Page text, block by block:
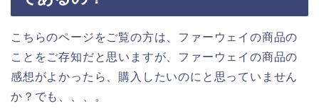
こちらのページをご覧の方は、ファーウェイの商品の
ことをご存知だと思いますが、ファーウェイの商品の
感想がよかったら、購入したいのにと思っていません
か？でも、、、。